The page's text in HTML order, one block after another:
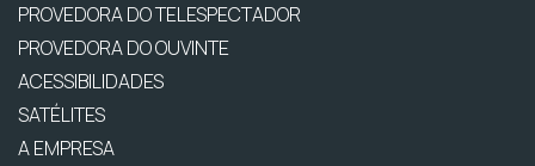
PROVEDORA DO TELESPECTADOR
PROVEDORA DO OUVINTE
ACESSIBILIDADES
SATÉLITES
A EMPRESA